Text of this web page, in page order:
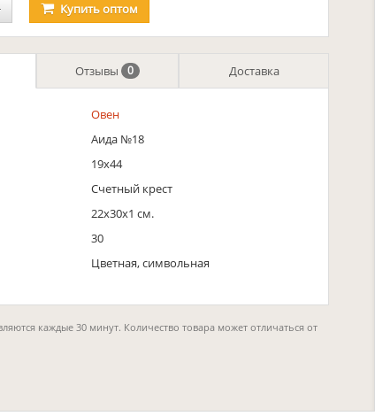
Купитьоптом
Отзывы 0 Доставка
Овен
Аида №18
19х44
Счетный крест
22x30x1 см.
30
Цветная, символьная
каждые 30 минут. Количество товара может отличаться от